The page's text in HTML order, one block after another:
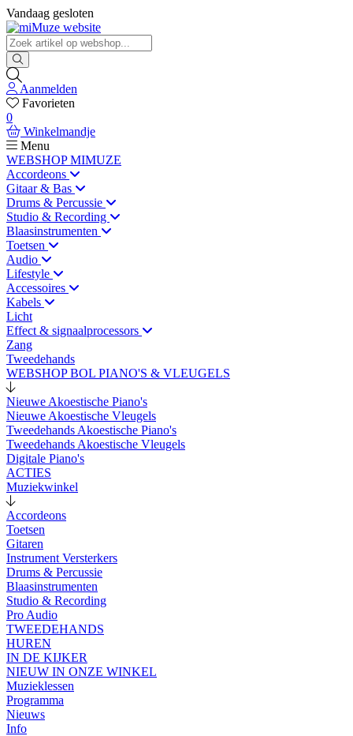
Vandaag gesloten
Aanmelden
Favorieten
0
Winkelmandje
Menu
WEBSHOP MIMUZE
Accordeons
Gitaar & Bas
Drums & Percussie
Studio & Recording
Blaasinstrumenten
Toetsen
Audio
Lifestyle
Accessoires
Kabels
Licht
Effect & signaalprocessors
Zang
Tweedehands
WEBSHOP BOL PIANO'S & VLEUGELS
Nieuwe Akoestische Piano's
Nieuwe Akoestische Vleugels
Tweedehands Akoestische Piano's
Tweedehands Akoestische Vleugels
Digitale Piano's
ACTIES
Muziekwinkel
Accordeons
Toetsen
Gitaren
Instrument Versterkers
Drums & Percussie
Blaasinstrumenten
Studio & Recording
Pro Audio
TWEEDEHANDS
HUREN
IN DE KIJKER
NIEUW IN ONZE WINKEL
Muzieklessen
Programma
Nieuws
Info